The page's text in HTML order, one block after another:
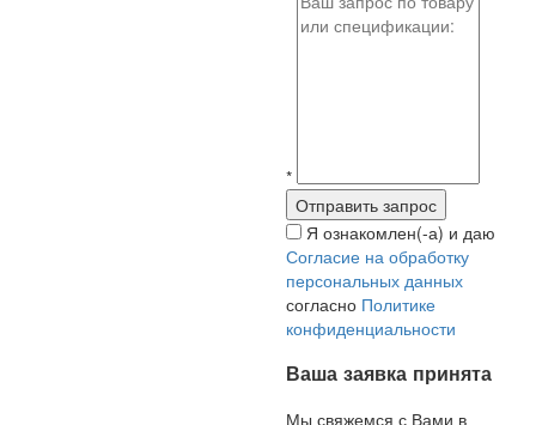
*
Я ознакомлен(-а) и даю
Согласие на обработку
персональных данных
согласно Политике
конфиденциальности
Ваша заявка принята
Мы свяжемся с Вами в